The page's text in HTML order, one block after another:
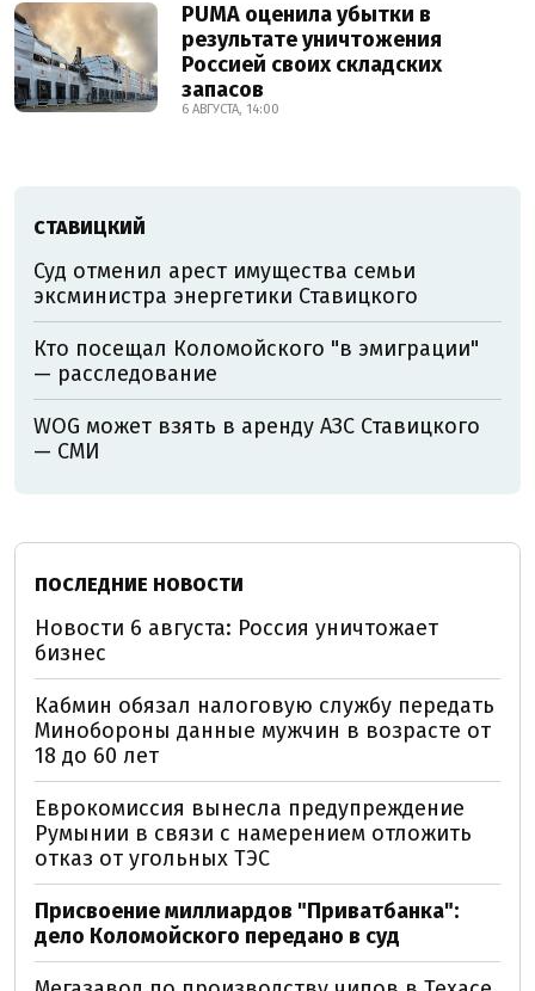
PUMA оценила убытки в
результате уничтожения
Россией своих складских
запасов
6 АВГУСТА, 14:00
СТАВИЦКИЙ
Суд отменил арест имущества семьи
эксминистра энергетики Ставицкого
Кто посещал Коломойского "в эмиграции"
— расследование
WOG может взять в аренду АЗС Ставицкого
— СМИ
ПОСЛЕДНИЕ НОВОСТИ
Новости 6 августа: Россия уничтожает
бизнес
Кабмин обязал налоговую службу передать
Минобороны данные мужчин в возрасте от
18 до 60 лет
Еврокомиссия вынесла предупреждение
Румынии в связи с намерением отложить
отказ от угольных ТЭС
Присвоение миллиардов "Приватбанка":
дело Коломойского передано в суд